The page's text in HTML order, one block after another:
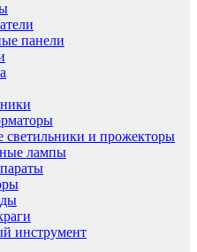
панели
светильники и прожекторы
лампы
инструмент